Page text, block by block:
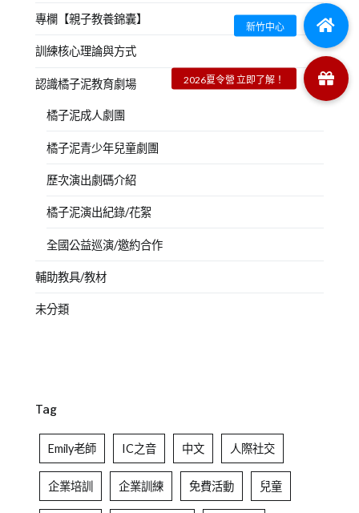
專欄【親子教養錦囊】
訓練核心理論與方式
認識橘子泥教育劇場
橘子泥成人劇團
橘子泥青少年兒童劇團
歷次演出劇碼介紹
橘子泥演出紀錄/花絮
全國公益巡演/邀約合作
輔助教具/教材
未分類
Tag
Emily老師 IC之音 中文 人際社交
企業培訓 企業訓練 免費活動 兒童